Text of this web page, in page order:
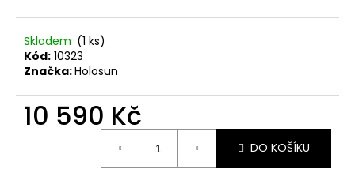
Skladem (1 ks)
Kód: 10323
Značka:Holosun
10 590 Kč
DO KOŠÍKU
r
u
č
u
j
e
m